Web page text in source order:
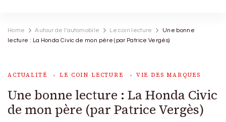
Home Autour de l'automobile Le coin lecture
Une bonne
lecture : La Honda Civic de mon père (par Patrice Vergès)
ACTUALITÉ LE COIN LECTURE VIE DES MARQUES
Une bonne lecture : La Honda Civic
de mon père (par Patrice Vergès)